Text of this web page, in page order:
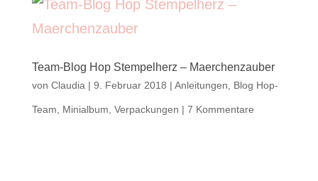
Team-Blog Hop Stempelherz – Maerchenzauber
von Claudia | 9. Februar 2018 | Anleitungen Blog Hop-
Team Minialbum Verpackungen | 7 Kommentare